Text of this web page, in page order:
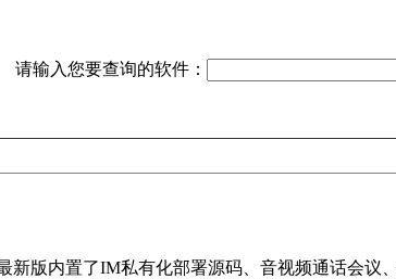
请输入您要查询的软件：
版内置了IM私有化部署源码、音视频通话会议